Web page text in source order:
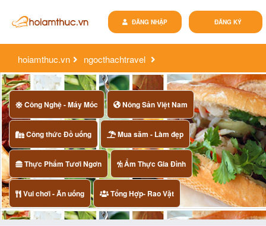
ĐĂNG KÝ
ĐĂNG NHẬP
hoiamthuc.vn
ngocthachtravel
khám phá show cá heo đà nẵng: biểu diễn cá heo và hải
cẩu đầy hấp dẫn
Công Nghệ - Máy Móc Nông Sản Việt Nam
Công thức Đồ uống Mua săm - Làm đẹp
Thực Phẩm Tươi Ngơn Ẩm Thực Gia Đình
Vui chơi - Ăn uống Tổng Hợp- Rao Vặt